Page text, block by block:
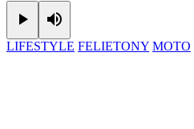
Play
LIFESTYLE FELIETONY MOTO